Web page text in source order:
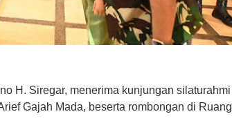
H. Siregar, menerima kunjungan silaturahmi
Gajah Mada, beserta rombongan di Ruang